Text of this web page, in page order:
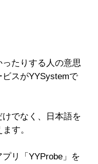
たりする人の意思
スがYYSystemで
でなく、日本語を
す。
リ「YYProbe」を